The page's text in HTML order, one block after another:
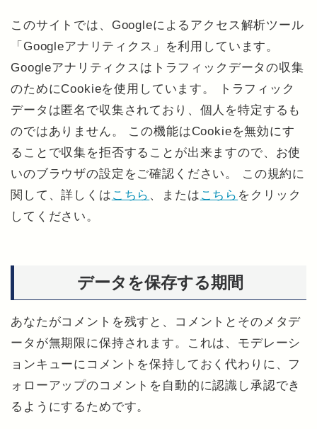
このサイトでは、Googleによるアクセス解析ツール
「Googleアナリティクス」を利用しています。
Googleアナリティクスはトラフィックデータの収集
のためにCookieを使用しています。 トラフィック
データは匿名で収集されており、個人を特定するも
のではありません。 この機能はCookieを無効にす
ることで収集を拒否することが出来ますので、お使
いのブラウザの設定をご確認ください。 この規約に
関して、詳しくは こちら 、または こちら をクリック
してください。
データを保存する期間
あなたがコメントを残すと、コメントとそのメタデ
ータが無期限に保持されます。これは、モデレーシ
ョンキューにコメントを保持しておく代わりに、フ
ォローアップのコメントを自動的に認識し承認でき
るようにするためです。